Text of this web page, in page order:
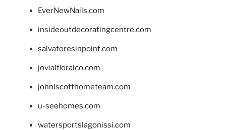
EverNewNails.com
insideoutdecoratingcentre.com
salvatoresinpoint.com
jovialfloralco.com
johnlscotthometeam.com
u-seehomes.com
watersportslagonissi.com